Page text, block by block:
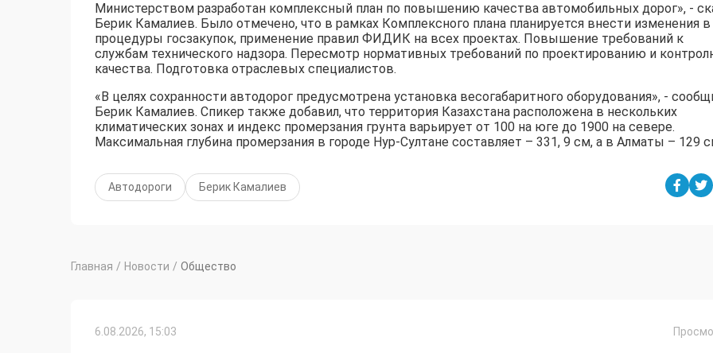
Министерством разработан комплексный план по повышению качества автомобильных дорог», -
Берик Камалиев. Было отмечено, что в рамках Комплексного плана планируется внести изменения в
процедуры госзакупок, применение правил ФИДИК на всех проектах. Повышение требований к
службам технического надзора. Пересмотр нормативных требований по проектированию и
качества. Подготовка отраслевых специалистов.
«В целях сохранности автодорог предусмотрена установка весогабаритного оборудования», -
Берик Камалиев. Спикер также добавил, что территория Казахстана расположена в нескольких
климатических зонах и индекс промерзания грунта варьирует от 100 на юге до 1900 на севере.
Максимальная глубина промерзания в городе Нур-Султане составляет – 331, 9 см, а в Алматы – 129
Автодороги Берик Камалиев
Главная / Новости / Общество
6.08.2026, 15:03